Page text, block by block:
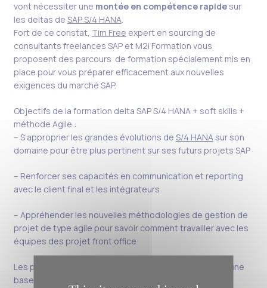
vont nécessiter une montée en compétence rapidesur
les deltas de SAP S/4 HANA.
Fort de ce constat, Tim Free expert en sourcing de
consultants freelances SAP et M2i Formation vous
proposent des parcours de formation spécialement mis en
place pour vous préparer efficacement aux nouvelles
exigences du marché SAP.
Objectifs de la formation delta SAP S/4 HANA + soft skills +
méthode Agile :
– S’approprier les grandes évolutions de S/4 HANAsur son
domaine pour être plus pertinent sur ses futurs projets SAP
– Renforcer ses capacités en communication et reporting
avec le client final et les intégrateurs
– Appréhender les nouvelles méthodologies de gestion de
projet de type agile pour savoir comment travailler avec les
équipes des projet front office
Les parcours de formation proposés, certifiantes (sur une
base de 5 personnes minimum) :